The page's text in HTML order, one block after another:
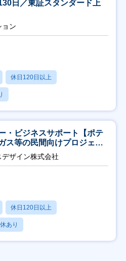
日／東証スタンダード上
ョン
休日120日以上
・ビジネスサポート【ポテ
ス等の民間向けプロジェク
ザイン株式会社
休日120日以上
あり